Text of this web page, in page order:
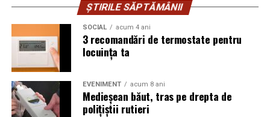
ȘTIRILE SĂPTĂMÂNII
SOCIAL acum 4 ani
3 recomandări de termostate pentru
locuința ta
EVENIMENT acum 8 ani
Medieșean băut, tras pe drepta de
polițiștii rutieri